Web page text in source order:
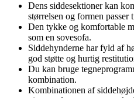
Dens siddesektioner kan
størrelsen og formen passer
Den tykke og komfortable
som en sovesofa.
Siddehynderne har fyld af
god støtte og hurtig
Du kan bruge
kombination.
Kombinationen af